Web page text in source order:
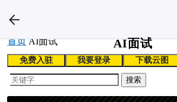
AI面试
首页 AI面试
免费入驻 我要登录 下载云图
搜索